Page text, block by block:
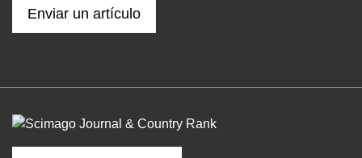
Enviar un artículo